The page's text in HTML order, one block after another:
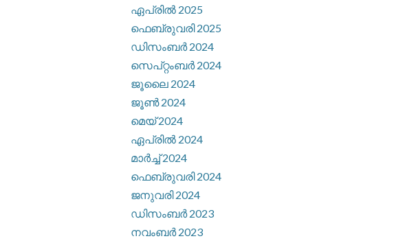
ഏപ്രിൽ 2025
ഫെബ്രുവരി 2025
ഡിസംബർ 2024
സെപ്റ്റംബർ 2024
ജൂലൈ 2024
ജൂൺ 2024
മെയ്‌ 2024
ഏപ്രിൽ 2024
മാർച്ച്‌ 2024
ഫെബ്രുവരി 2024
ജനുവരി 2024
ഡിസംബർ 2023
നവംബർ 2023